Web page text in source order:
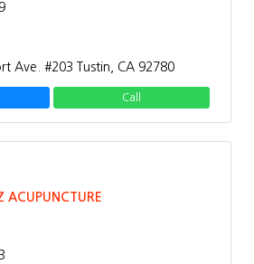
Ave. #203 Tustin, CA 92780
Call
ACUPUNCTURE